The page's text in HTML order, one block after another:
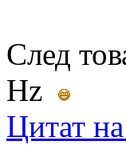
След
Hz
Цитат